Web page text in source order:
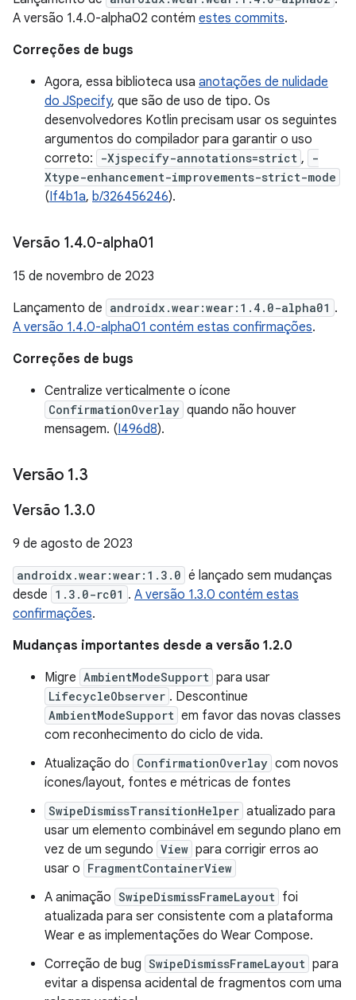
A versão 1.4.0-alpha02 contém estes commits.
Correções de bugs
Agora, essa biblioteca usa anotações de nulidade
do JSpecify, que são de uso de tipo. Os
desenvolvedores Kotlin precisam usar os seguintes
argumentos do compilador para garantir o uso
correto:
-Xjspecify-annotations=strict ,
-
Xtype-enhancement-improvements-strict-mode
(If4b1a, b/326456246).
Versão 1.4.0-alpha01
15 de novembro de 2023
Lançamento de androidx.wear:wear:1.4.0-alpha01 .
A versão 1.4.0-alpha01 contém estas confirmações.
Correções de bugs
Centralize verticalmente o ícone
ConfirmationOverlay quando não houver
mensagem. (I496d8).
Versão 1.3
Versão 1.3.0
9 de agosto de 2023
androidx.wear:wear:1.3.0 é lançado sem mudanças
desde 1.3.0-rc01 . A versão 1.3.0 contém estas
confirmações.
Mudanças importantes desde a versão 1.2.0
Migre AmbientModeSupport para usar
LifecycleObserver . Descontinue
AmbientModeSupport em favor das novas classes
com reconhecimento do ciclo de vida.
Atualização do ConfirmationOverlay com novos
ícones/layout, fontes e métricas de fontes
SwipeDismissTransitionHelper atualizado para
usar um elemento combinável em segundo plano em
vez de um segundo View para corrigir erros ao
usar o FragmentContainerView
A animação SwipeDismissFrameLayout foi
atualizada para ser consistente com a plataforma
Wear e as implementações do Wear Compose.
Correção de bug SwipeDismissFrameLayout para
evitar a dispensa acidental de fragmentos com uma